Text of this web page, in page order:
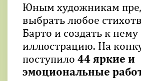
Юным художникам
выбрать любое
Барто и создать к нему
иллюстрацию. На
поступило 44 яркие и
эмоциональные